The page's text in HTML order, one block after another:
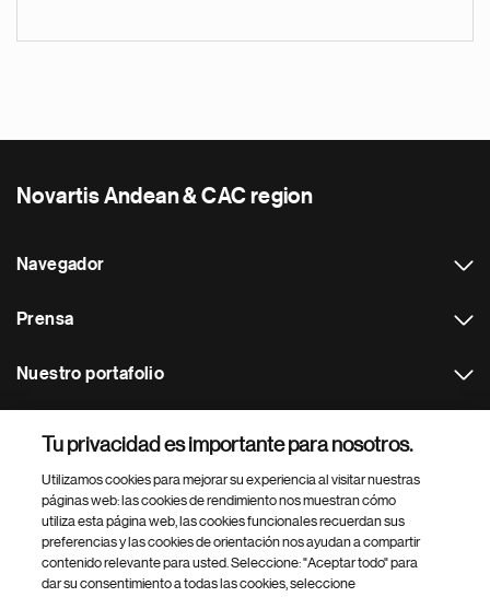
Novartis Andean & CAC region
Navegador
Prensa
Nuestro portafolio
Footer Site Search
Tu privacidad es importante para nosotros.
Utilizamos cookies para mejorar su experiencia al visitar nuestras
páginas web: las cookies de rendimiento nos muestran cómo
utiliza esta página web, las cookies funcionales recuerdan sus
preferencias y las cookies de orientación nos ayudan a compartir
contenido relevante para usted. Seleccione: "Aceptar todo" para
dar su consentimiento a todas las cookies, seleccione